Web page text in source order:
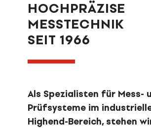
HOCHPRÄZISE
MESSTECHNIK
SEIT 1966
Als Spezialisten für Mess-
Prüfsysteme im
Highend-Bereich, stehen